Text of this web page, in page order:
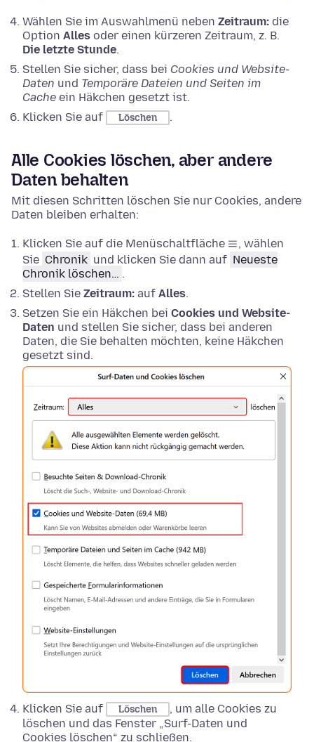
Wählen Sie im Auswahlmenü neben Zeitraum: die
Option Alles oder einen kürzeren Zeitraum, z. B.
Die letzte Stunde.
Stellen Sie sicher, dass bei Cookies und Website-
Daten und Temporäre Dateien und Seiten im
Cache ein Häkchen gesetzt ist.
Klicken Sie auf
Löschen .
Alle Cookies löschen, aber andere
Daten behalten
Mit diesen Schritten löschen Sie nur Cookies, andere
Daten bleiben erhalten:
Klicken Sie auf die Menüschaltfläche
, wählen
Sie Chronik und klicken Sie dann auf Neueste
Chronik löschen… .
Stellen Sie Zeitraum: auf Alles.
Setzen Sie ein Häkchen bei Cookies und Website-
Daten und stellen Sie sicher, dass bei anderen
Daten, die Sie behalten möchten, keine Häkchen
gesetzt sind.
Klicken Sie auf Löschen
, um alle Cookies zu
löschen und das Fenster „Surf-Daten und
Cookies löschen“ zu schließen.